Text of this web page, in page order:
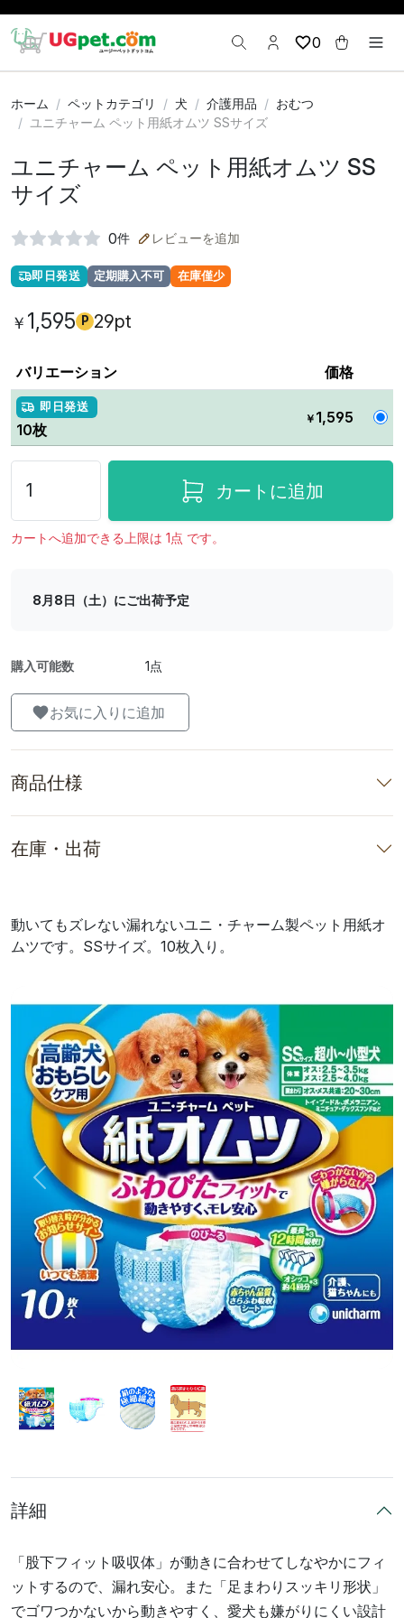
0
ホーム ペットカテゴリ 犬 介護用品
おむつ
ユニチャーム ペット用紙オムツ SSサイズ
ユニチャーム ペット用紙オムツ SS
サイズ
0件 レビューを追加
即日発送 定期購入不可 在庫僅少
￥ 1,595 P 29pt
バリエーション 価格
即日発送
10枚
￥ 1,595
カートに追加
カートへ追加できる上限は 1点 です。
8月8日（土）にご出荷予定
購入可能数 1点
お気に入りに追加
商品仕様
在庫・出荷
動いてもズレない漏れないユニ・チャーム製ペット用紙オ
ムツです。SSサイズ。10枚入り。
前へ 次へ
詳細
「股下フィット吸収体」が動きに合わせてしなやかにフィ
ットするので、漏れ安心。また「足まわりスッキリ形状」
でゴワつかないから動きやすく、愛犬も嫌がりにくい設計